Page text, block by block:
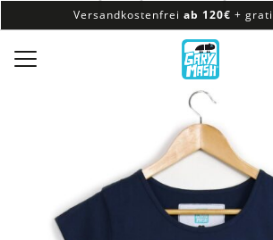
Versandkostenfrei ab 120€ +
100% veganes & fair produziertes
Versandkostenfrei ab 120€